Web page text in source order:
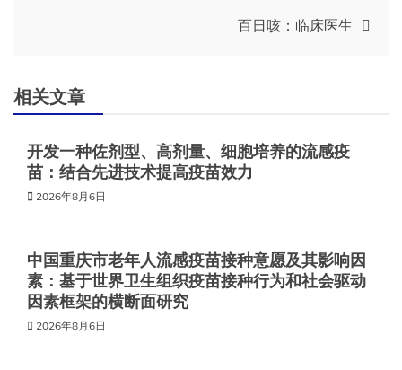
航
百日咳：临床医生
相关文章
开发一种佐剂型、高剂量、细胞培养的流感疫
苗：结合先进技术提高疫苗效力
2026年8月6日
中国重庆市老年人流感疫苗接种意愿及其影响因
素：基于世界卫生组织疫苗接种行为和社会驱动
因素框架的横断面研究
2026年8月6日